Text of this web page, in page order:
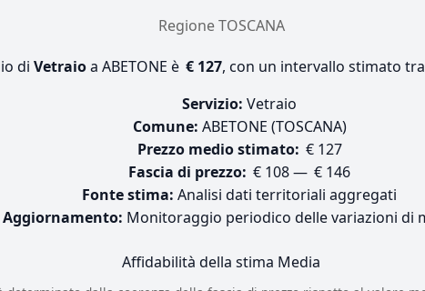
Regione TOSCANA
di Vetraioa ABETONE è € 127, con un intervallo stimato
Servizio: Vetraio
Comune: ABETONE (TOSCANA)
Prezzo medio stimato: € 127
Fascia di prezzo: € 108 — € 146
Fonte stima: Analisi dati territoriali aggregati
Aggiornamento: Monitoraggio periodico delle variazioni di
Affidabilità della stima Media